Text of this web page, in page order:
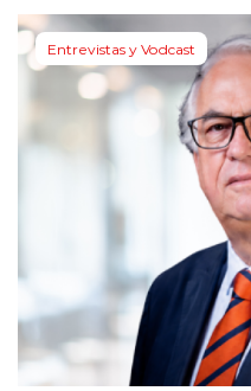
Entrevistas y Vodcast